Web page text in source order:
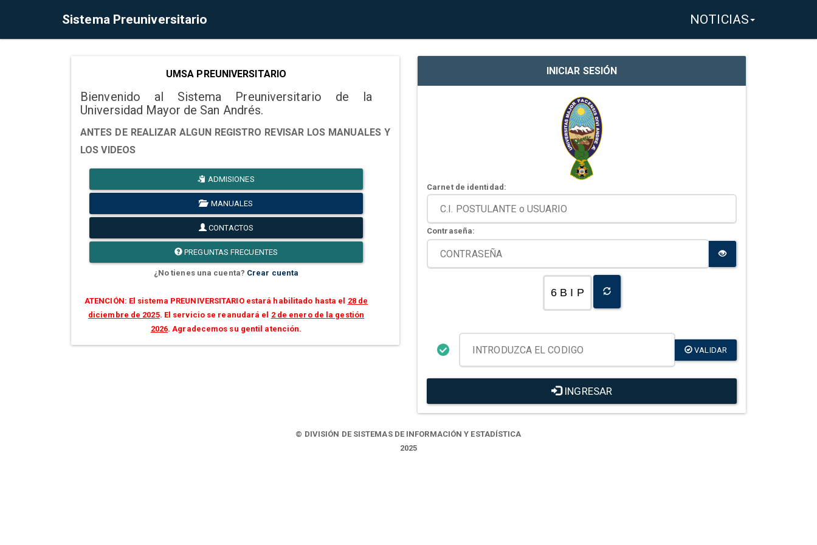
Sistema Preuniversitario NOTICIAS
UMSA PREUNIVERSITARIO
Bienvenido al Sistema Preuniversitario de la
Universidad Mayor de San Andrés.
ANTES DE REALIZAR ALGUN REGISTRO REVISAR LOS MANUALES Y
LOS VIDEOS
ADMISIONES
MANUALES
CONTACTOS
PREGUNTAS FRECUENTES
¿No tienes una cuenta? Crear cuenta
ATENCIÓN: El sistema PREUNIVERSITARIO estará habilitado hasta el 28 de
diciembre de 2025. El servicio se reanudará el 2 de enero de la gestión
2026. Agradecemos su gentil atención.
INICIAR SESIÓN
Carnet de identidad:
Contraseña:
6 B I P
VALIDAR
INGRESAR
© DIVISIÓN DE SISTEMAS DE INFORMACIÓN Y ESTADÍSTICA
2025